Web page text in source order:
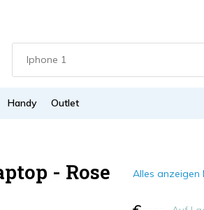
Handy Outlet
- Rose
Alles anzeigen